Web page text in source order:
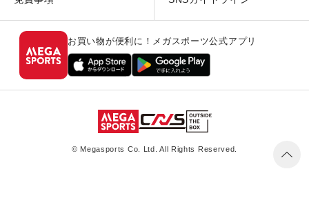
お買い物が便利に！メガスポーツ公式アプリ
© Megasports Co. Ltd. All Rights Reserved.